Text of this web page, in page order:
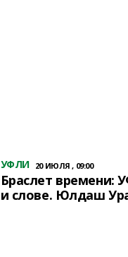
УФЛИ 20 ИЮЛЯ , 09:00
Браслет времени:
и слове. Юлдаш